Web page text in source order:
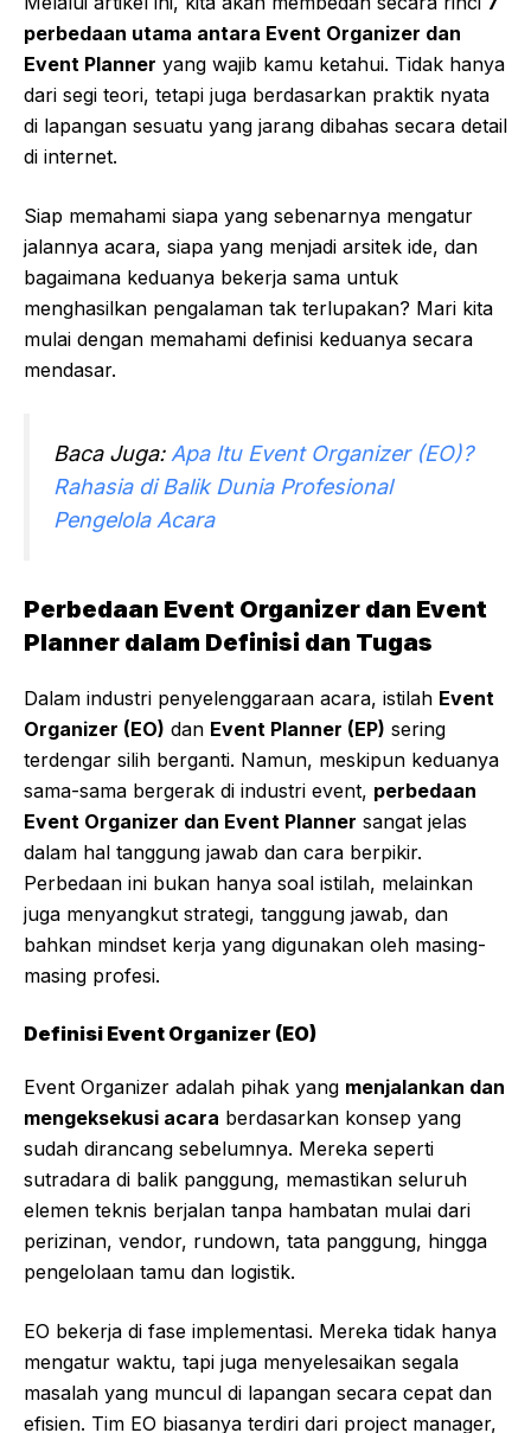
perbedaan utama antara Event Organizer dan
Event Planner yang wajib kamu ketahui. Tidak hanya
dari segi teori, tetapi juga berdasarkan praktik nyata
di lapangan sesuatu yang jarang dibahas secara detail
di internet.
Siap memahami siapa yang sebenarnya mengatur
jalannya acara, siapa yang menjadi arsitek ide, dan
bagaimana keduanya bekerja sama untuk
menghasilkan pengalaman tak terlupakan? Mari kita
mulai dengan memahami definisi keduanya secara
mendasar.
Baca Juga:Apa Itu Event Organizer (EO)?
Rahasia di Balik Dunia Profesional
Pengelola Acara
Perbedaan Event Organizer dan Event
Planner dalam Definisi dan Tugas
Dalam industri penyelenggaraan acara, istilah Event
Organizer (EO) dan Event Planner (EP) sering
terdengar silih berganti. Namun, meskipun keduanya
sama-sama bergerak di industri event, perbedaan
Event Organizer dan Event Planner sangat jelas
dalam hal tanggung jawab dan cara berpikir.
Perbedaan ini bukan hanya soal istilah, melainkan
juga menyangkut strategi, tanggung jawab, dan
bahkan mindset kerja yang digunakan oleh masing-
masing profesi.
Definisi Event Organizer (EO)
Event Organizer adalah pihak yang menjalankan dan
mengeksekusi acara berdasarkan konsep yang
sudah dirancang sebelumnya. Mereka seperti
sutradara di balik panggung, memastikan seluruh
elemen teknis berjalan tanpa hambatan mulai dari
perizinan, vendor, rundown, tata panggung, hingga
pengelolaan tamu dan logistik.
EO bekerja di fase implementasi. Mereka tidak hanya
mengatur waktu, tapi juga menyelesaikan segala
masalah yang muncul di lapangan secara cepat dan
efisien. Tim EO biasanya terdiri dari project manager,